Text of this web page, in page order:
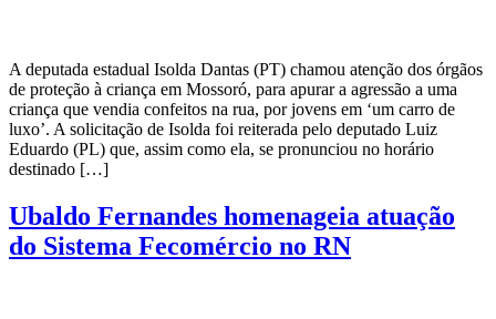
A deputada estadual Isolda Dantas (PT) chamou atenção dos órgãos
de proteção à criança em Mossoró, para apurar a agressão a uma
criança que vendia confeitos na rua, por jovens em ‘um carro de
luxo’. A solicitação de Isolda foi reiterada pelo deputado Luiz
Eduardo (PL) que, assim como ela, se pronunciou no horário
destinado […]
Ubaldo Fernandes homenageia atuação
do Sistema Fecomércio no RN